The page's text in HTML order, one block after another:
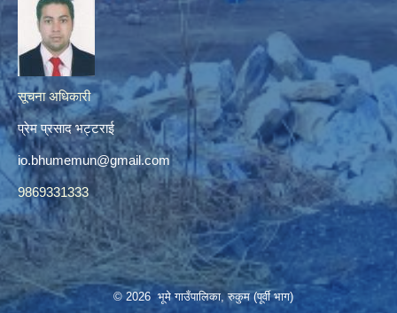
सूचना अधिकारी
प्रेम प्रसाद भट्टराई
io.bhumemun@gmail.com
9869331333
© 2026 भूमे गाउँपालिका, रुकुम (पूर्वी भाग)